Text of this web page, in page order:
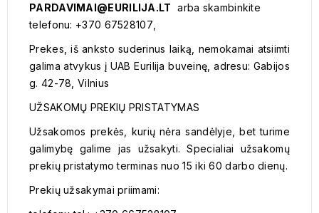
PARDAVIMAI@EURILIJA.LT
arba skambinkite
telefonu: +370 67528107
Prekes, iš anksto suderinus laiką, nemokamai atsiimti
galima atvykus į UABEurilija buveinę, adresu: Gabijos
g. 42-78, Vilnius
UŽSAKOMŲ PREKIŲ PRISTATYMAS
Užsakomos prekės, kurių nėra sandėlyje, bet turime
galimybę galime jas užsakyti. Specialiai užsakomų
prekių pristatymo terminas nuo 15 iki 60 darbo dienų.
Prekių užsakymai priimami: